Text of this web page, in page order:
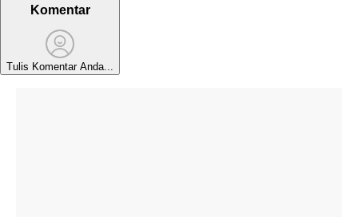
Komentar
Tulis Komentar Anda...